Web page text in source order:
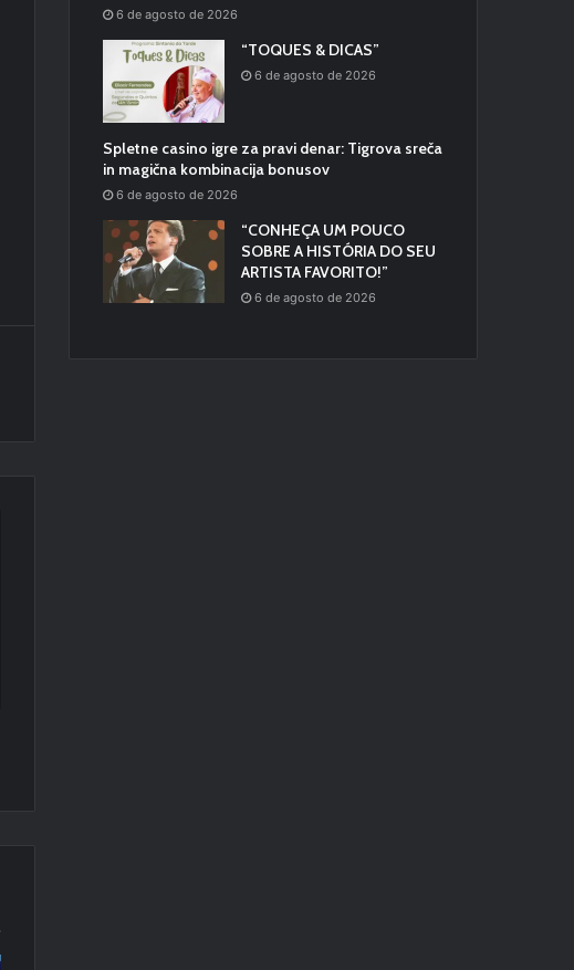
6 de agosto de 2026
“TOQUES & DICAS”
6 de agosto de 2026
Spletne casino igre za pravi denar: Tigrova sreča
in magična kombinacija bonusov
6 de agosto de 2026
“CONHEÇA UM POUCO
SOBRE A HISTÓRIA DO SEU
ARTISTA FAVORITO!”
6 de agosto de 2026